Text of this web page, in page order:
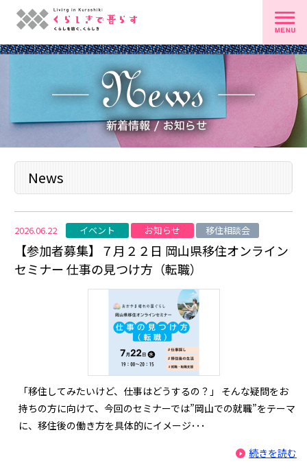
News
2026.06.22 イベント お知らせ 移住相談会
【参加者募集】７月２２日 岡山県移住オンライン
セミナー 仕事の見つけ方（転職）
「移住してみたいけど、仕事はどうするの？」 そんな疑問をお
持ちの方に向けて、今回のセミナーでは”岡山での就職”をテーマ
に、移住後の働き方を具体的にイメージ･･･
続きを読む